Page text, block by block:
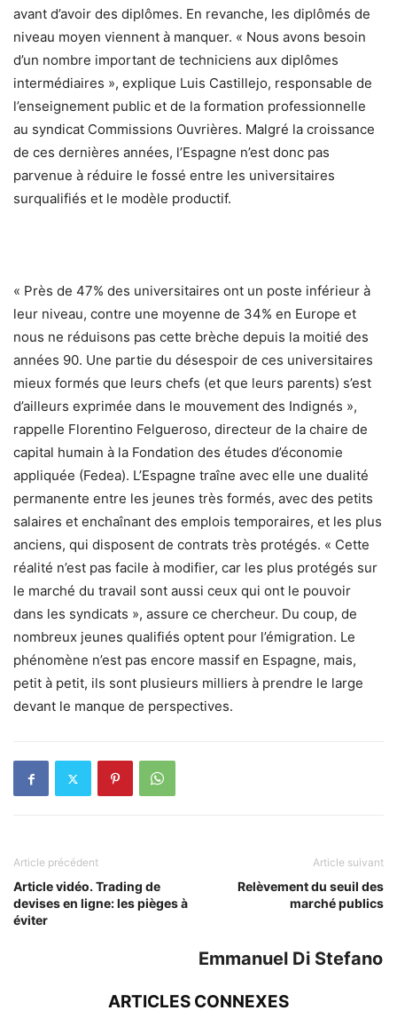
avant d’avoir des diplômes. En revanche, les diplômés de
niveau moyen viennent à manquer. « Nous avons besoin
d’un nombre important de techniciens aux diplômes
intermédiaires », explique Luis Castillejo, responsable de
l’enseignement public et de la formation professionnelle
au syndicat Commissions Ouvrières. Malgré la croissance
de ces dernières années, l’Espagne n’est donc pas
parvenue à réduire le fossé entre les universitaires
surqualifiés et le modèle productif.
« Près de 47% des universitaires ont un poste inférieur à
leur niveau, contre une moyenne de 34% en Europe et
nous ne réduisons pas cette brèche depuis la moitié des
années 90. Une partie du désespoir de ces universitaires
mieux formés que leurs chefs (et que leurs parents) s’est
d’ailleurs exprimée dans le mouvement des Indignés »,
rappelle Florentino Felgueroso, directeur de la chaire de
capital humain à la Fondation des études d’économie
appliquée (Fedea). L’Espagne traîne avec elle une dualité
permanente entre les jeunes très formés, avec des petits
salaires et enchaînant des emplois temporaires, et les plus
anciens, qui disposent de contrats très protégés. « Cette
réalité n’est pas facile à modifier, car les plus protégés sur
le marché du travail sont aussi ceux qui ont le pouvoir
dans les syndicats », assure ce chercheur. Du coup, de
nombreux jeunes qualifiés optent pour l’émigration. Le
phénomène n’est pas encore massif en Espagne, mais,
petit à petit, ils sont plusieurs milliers à prendre le large
devant le manque de perspectives.
Article précédent
Article vidéo. Trading de
devises en ligne: les pièges à
éviter
Article suivant
Relèvement du seuil des
marché publics
Emmanuel Di Stefano
ARTICLES CONNEXES